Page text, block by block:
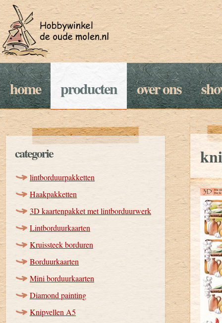
home producten over ons
categorie
lintborduurpakketten
Haakpakketten
3D kaartenpakket met lintborduurwerk
Lintborduurkaarten
Kruissteek borduren
Borduurkaarten
Mini borduurkaarten
Diamond painting
Knipvellen A5